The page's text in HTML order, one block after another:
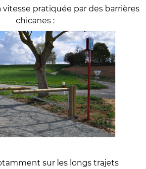
vitesse pratiquée par des barrières
chicanes :
sur les longs trajets